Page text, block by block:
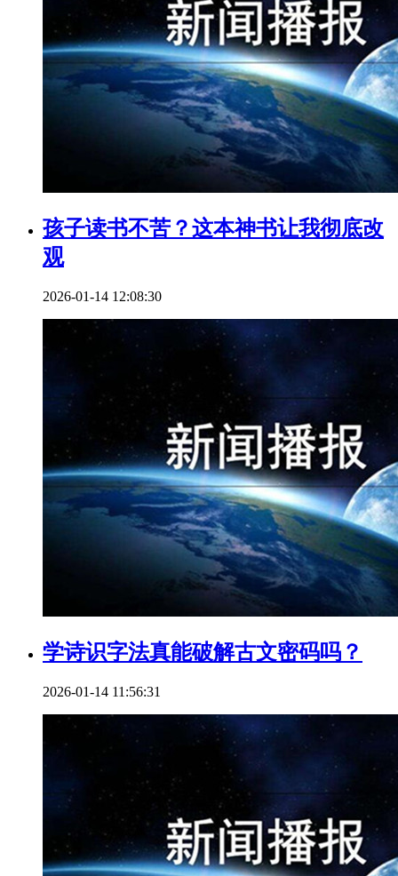
孩子读书不苦？这本神书让我彻底改
观
2026-01-14 12:08:30
学诗识字法真能破解古文密码吗？
2026-01-14 11:56:31